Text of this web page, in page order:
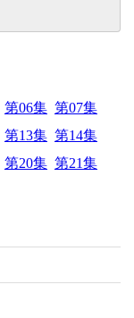
第06集 第07集
第13集 第14集
第20集 第21集